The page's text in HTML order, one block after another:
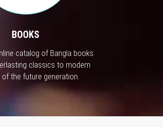
BOOKS
catalog of Bangla books.
classics to modern
of the future generation.